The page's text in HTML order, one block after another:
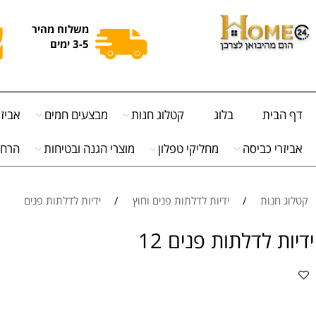
משלוח מהיר
3-5 ימים
בלוג קטלוג חנות מבצעים חמים אביזרי
כביסה מחליקי טפלון מוצרי הגנה ובטיחות הרחקת
/ ידיות לדלתות פנים וחוץ / ידיות לדלתות פנים
לדלתות פנים 12